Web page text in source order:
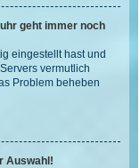
geht immer noch
eingestellt hast und
vermutlich
Problem beheben
Auswahl!